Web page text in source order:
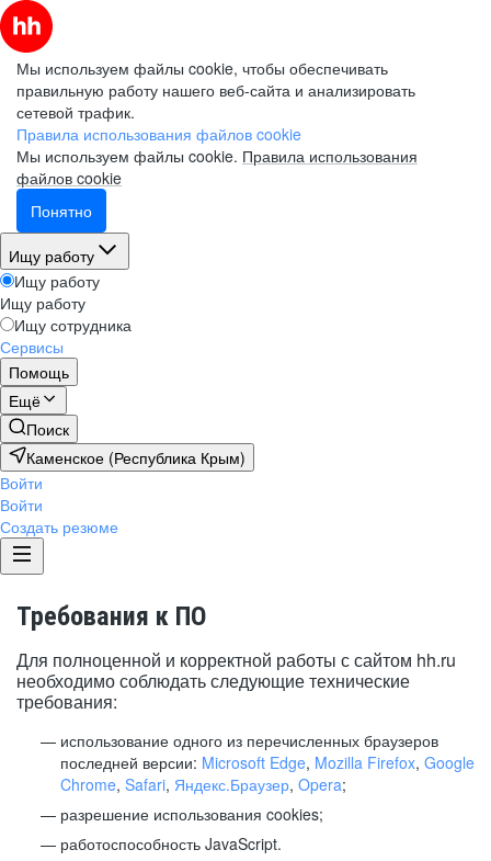
Мы используем файлы cookie, чтобы обеспечивать
правильную работу нашего веб-сайта и анализировать
сетевой трафик.
Правила использования файлов cookie
Мы используем файлы cookie. Правила использования
файлов cookie
Понятно
Ищу работу
Ищу работу
Ищу работу
Ищу сотрудника
Сервисы
Помощь
Ещё
Поиск
Каменское (Республика Крым)
Войти
Войти
Создать резюме
Требования к ПО
Для полноценной и корректной работы с сайтом hh.ru
необходимо соблюдать следующие технические
требования:
использование одного из перечисленных браузеров
последней версии: Microsoft Edge, Mozilla Firefox, Google
Chrome, Safari, Яндекс.Браузер, Opera;
разрешение использования cookies;
работоспособность JavaScript.